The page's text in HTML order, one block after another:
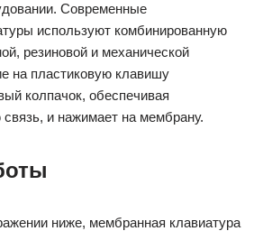
Современные
используют комбинированную
резиновой и механической
на пластиковую клавишу
колпачок, обеспечивая
и нажимает на мембрану.
ниже, мембранная клавиатура